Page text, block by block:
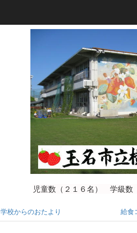
児童数（２１６名） 学級数
学校からのおたより 給食